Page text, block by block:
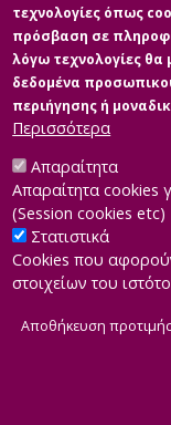
Developed by
τεχνολογίες όπως
πρόσβαση σε
λόγω τεχνολογίες θα
δεδομένα
περιήγησης ή
Περισσότερα
Απαραίτητα
Απαραίτητα cookies
(Session cookies etc)
Στατιστικά
Cookies που
στοιχείων του
Αποθήκευση